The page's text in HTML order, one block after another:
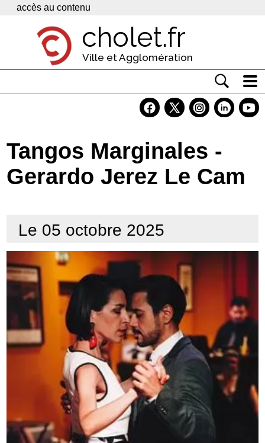
Panneau de gestion des cookies
accès au contenu
cholet.fr
Ville et Agglomération
Economie
Services
Tangos Marginales -
Gerardo Jerez Le Cam
Le 05 octobre 2025